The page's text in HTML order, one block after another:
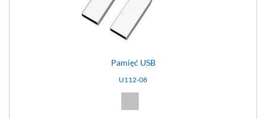
Pamięć USB
U112-08